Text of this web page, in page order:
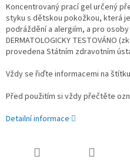
Koncentrovaný prací gel určený
styku s dětskou pokožkou, která
podráždění a alergiím, a pro
DERMATOLOGICKY TESTOVÁNO
provedena Státním zdravotním
Vždy se řiďte informacemi na
Před použitím si vždy přečtěte
Detailní informace